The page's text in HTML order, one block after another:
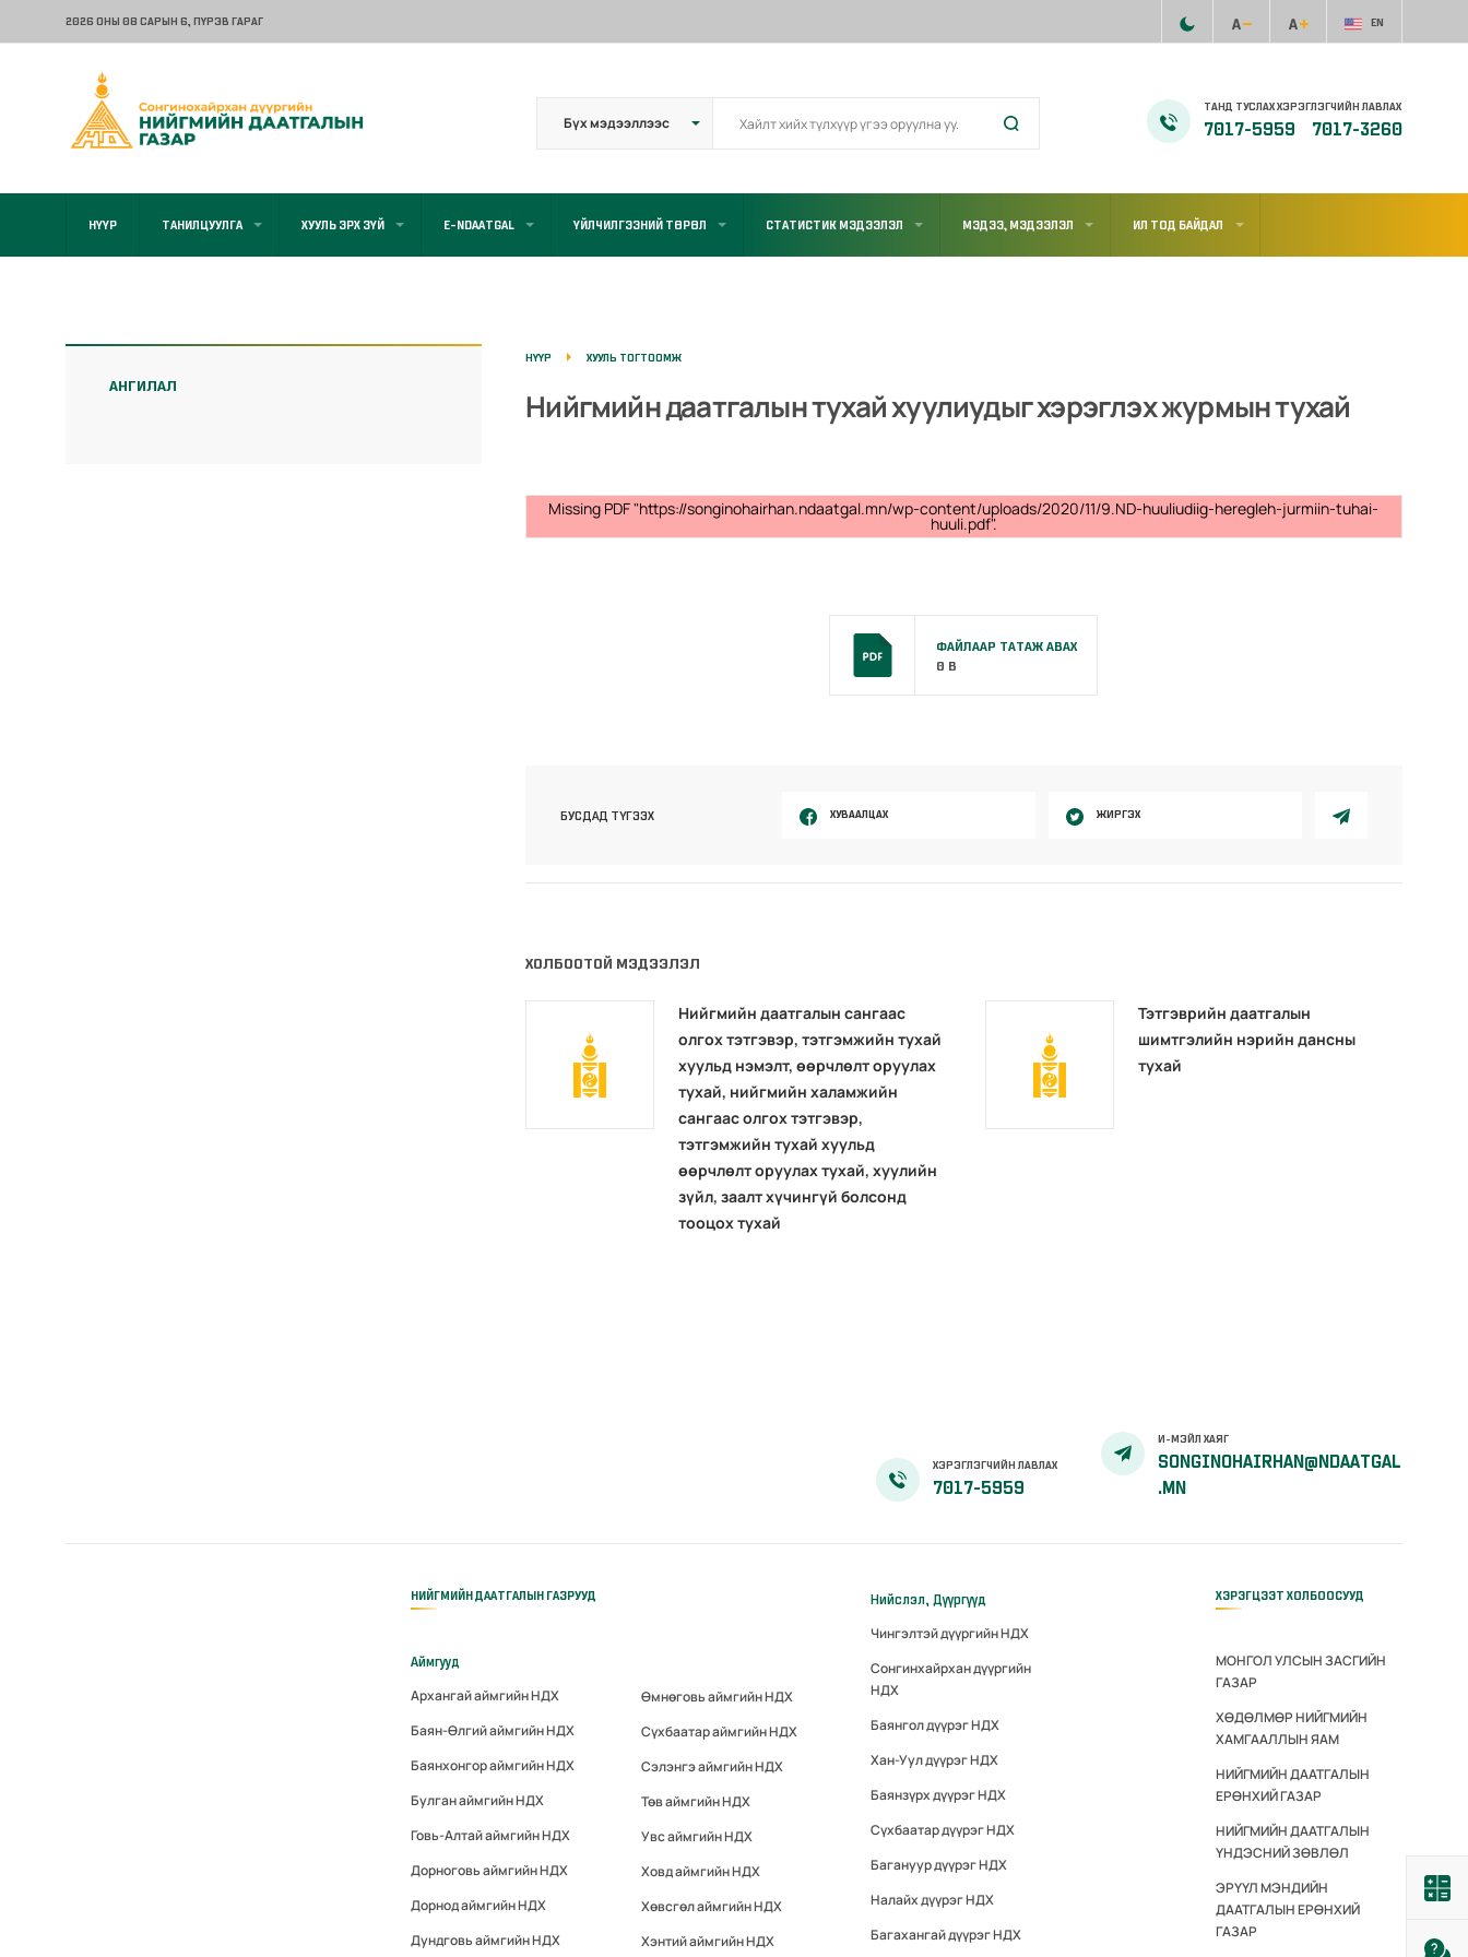
2026 ОНЫ 08 САРЫН 6, ПҮРЭВ ГАРАГ EN
ТАНД ТУСЛАХ ХЭРЭГЛЭГЧИЙН ЛАВЛАХ
7017-5959 7017-3260
НҮҮР ТАНИЛЦУУЛГА ХУУЛЬ ЭРХ ЗҮЙ E-NDAATGAL ҮЙЛЧИЛГЭЭНИЙ ТӨРӨЛ СТАТИСТИК МЭДЭЭЛЭЛ МЭДЭЭ, МЭДЭЭЛЭЛ ИЛ ТОД БАЙДАЛ
АНГИЛАЛ
НҮҮР ХУУЛЬ ТОГТООМЖ
Нийгмийн даатгалын тухай хуулиудыг хэрэглэх журмын тухай
Missing PDF "https://songinohairhan.ndaatgal.mn/wp-content/uploads/2020/11/9.ND-huuliudiig-heregleh-jurmiin-tuhai-
huuli.pdf".
ФАЙЛААР ТАТАЖ АВАХ
0 B
БУСДАД ТҮГЭЭХ ХУВААЛЦАХ ЖИРГЭХ
ХОЛБООТОЙ МЭДЭЭЛЭЛ
Нийгмийн даатгалын сангаас
олгох тэтгэвэр, тэтгэмжийн тухай
хуульд нэмэлт, өөрчлөлт оруулах
тухай, нийгмийн халамжийн
сангаас олгох тэтгэвэр,
тэтгэмжийн тухай хуульд
өөрчлөлт оруулах тухай, хуулийн
зүйл, заалт хүчингүй болсонд
тооцох тухай
Тэтгэврийн даатгалын
шимтгэлийн нэрийн дансны
тухай
ХЭРЭГЛЭГЧИЙН ЛАВЛАХ
7017-5959
И-МЭЙЛ ХАЯГ
SONGINOHAIRHAN@NDAATGAL
.MN
НИЙГМИЙН ДААТГАЛЫН ГАЗРУУД
Аймгууд
Архангай аймгийн НДХ
Баян-Өлгий аймгийн НДХ
Баянхонгор аймгийн НДХ
Булган аймгийн НДХ
Говь-Алтай аймгийн НДХ
Дорноговь аймгийн НДХ
Дорнод аймгийн НДХ
Дундговь аймгийн НДХ
Өмнөговь аймгийн НДХ
Сүхбаатар аймгийн НДХ
Сэлэнгэ аймгийн НДХ
Төв аймгийн НДХ
Увс аймгийн НДХ
Ховд аймгийн НДХ
Хөвсгөл аймгийн НДХ
Хэнтий аймгийн НДХ
Нийслэл, Дүүргүүд
Чингэлтэй дүүргийн НДХ
Сонгинхайрхан дүүргийн
НДХ
Баянгол дүүрэг НДХ
Хан-Уул дүүрэг НДХ
Баянзүрх дүүрэг НДХ
Сүхбаатар дүүрэг НДХ
Багануур дүүрэг НДХ
Налайх дүүрэг НДХ
Багахангай дүүрэг НДХ
ХЭРЭГЦЭЭТ ХОЛБООСУУД
МОНГОЛ УЛСЫН ЗАСГИЙН
ГАЗАР
ХӨДӨЛМӨР НИЙГМИЙН
ХАМГААЛЛЫН ЯАМ
НИЙГМИЙН ДААТГАЛЫН
ЕРӨНХИЙ ГАЗАР
НИЙГМИЙН ДААТГАЛЫН
ҮНДЭСНИЙ ЗӨВЛӨЛ
ЭРҮҮЛ МЭНДИЙН
ДААТГАЛЫН ЕРӨНХИЙ
ГАЗАР